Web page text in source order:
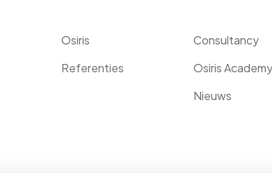
Osiris
Referenties
Consultancy
Osiris Academy
Nieuws